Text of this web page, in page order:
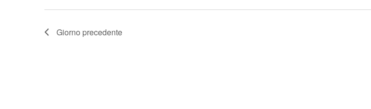
Giorno precedente